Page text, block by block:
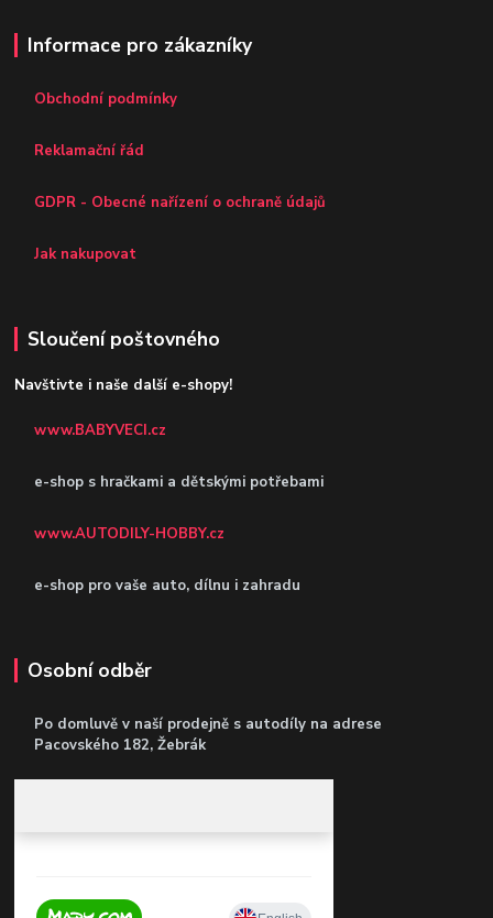
Informace pro zákazníky
Obchodní podmínky
Reklamační řád
GDPR - Obecné nařízení o ochraně údajů
Jak nakupovat
Sloučení poštovného
Navštivte i naše další e-shopy!
www.BABYVECI.cz
e-shop s hračkami a dětskými potřebami
www.AUTODILY-HOBBY.cz
e-shop pro vaše auto, dílnu i zahradu
Osobní odběr
Po domluvě v naší prodejně s autodíly na adrese
Pacovského 182, Žebrák